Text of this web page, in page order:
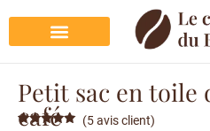
Petit sac en toile
café (5avis client)